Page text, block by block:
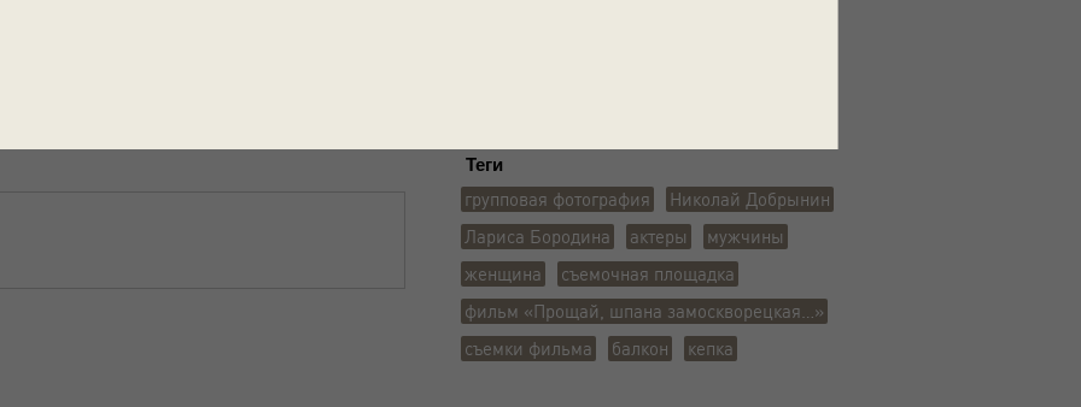
Теги
групповая фотография
Николай Добрынин
Лариса Бородина
актеры
мужчины
женщина
съемочная площадка
фильм «Прощай, шпана замоскворецкая…»
съемки фильма
балкон кепка